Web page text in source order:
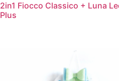
2in1 Fiocco Classico + Luna
Plus